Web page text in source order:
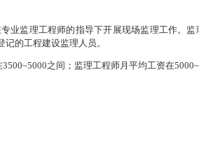
业监理工程师的指导下开展现场监理工作。监
的工程建设监理人员。
3500~5000之间；监理工程师月平均工资在